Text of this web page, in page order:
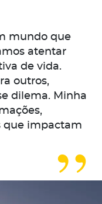
mundo que
atentar
de vida.
outros,
dilema. Minha
que impactam